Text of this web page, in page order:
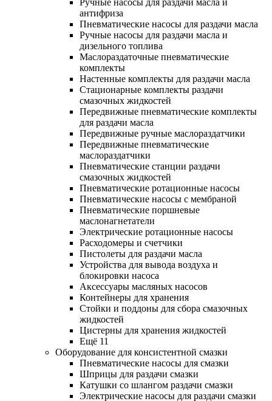
Ручные насосы для раздачи масла и
антифриза
Пневматические насосы для раздачи масла
Ручные насосы для раздачи масла и
дизельного топлива
Маслораздаточные пневматические
комплекты
Настенные комплекты для раздачи масла
Стационарные комплекты раздачи
смазочных жидкостей
Передвижные пневматические комплекты
для раздачи масла
Передвижные ручные маслораздатчики
Передвижные пневматические
маслораздатчики
Пневматические станции раздачи
смазочных жидкостей
Пневматические ротационные насосы
Пневматические насосы с мембраной
Пневматические поршневые
маслонагнетатели
Электрические ротационные насосы
Расходомеры и счетчики
Пистолеты для раздачи масла
Устройства для вывода воздуха и
блокировки насоса
Аксессуары масляных насосов
Контейнеры для хранения
Стойки и поддоны для сбора смазочных
жидкостей
Цистерны для хранения жидкостей
Ещё 11
Оборудование для консистентной смазки
Пневматические насосы для смазки
Шприцы для раздачи смазки
Катушки со шлангом раздачи смазки
Электрические насосы для раздачи смазки